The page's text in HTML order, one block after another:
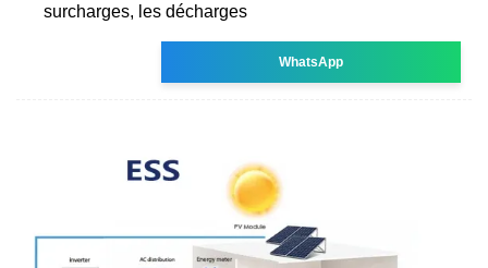
surcharges, les décharges
WhatsApp